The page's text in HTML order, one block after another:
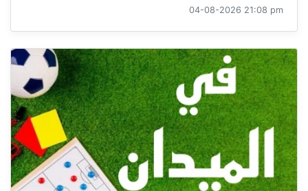
04-08-2026 21:08 pm